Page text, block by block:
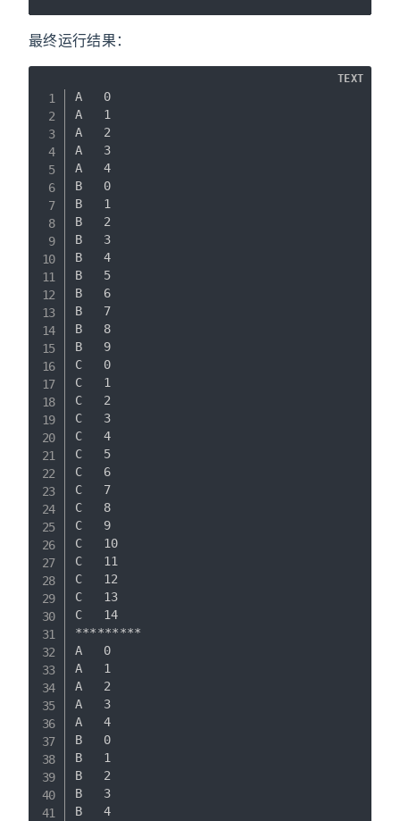
最终运行结果：
A	0
A	1
A	2
A	3
A	4
B	0
B	1
B	2
B	3
B	4
B	5
B	6
B	7
B	8
B	9
C	0
C	1
C	2
C	3
C	4
C	5
C	6
C	7
C	8
C	9
C	10
C	11
C	12
C	13
C	14
*********
A	0
A	1
A	2
A	3
A	4
B	0
B	1
B	2
B	3
B	4
TEXT